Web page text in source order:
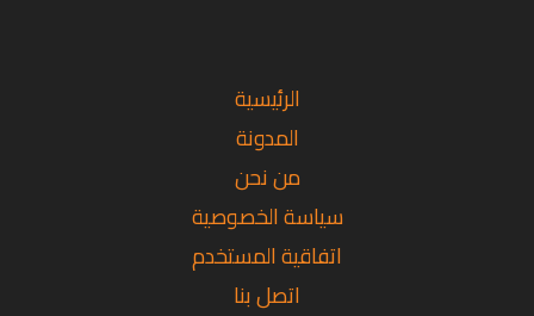
الرئيسية
المدونة
من نحن
سياسة الخصوصية
اتفاقية المستخدم
اتصل بنا